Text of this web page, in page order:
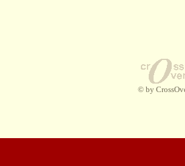
© by